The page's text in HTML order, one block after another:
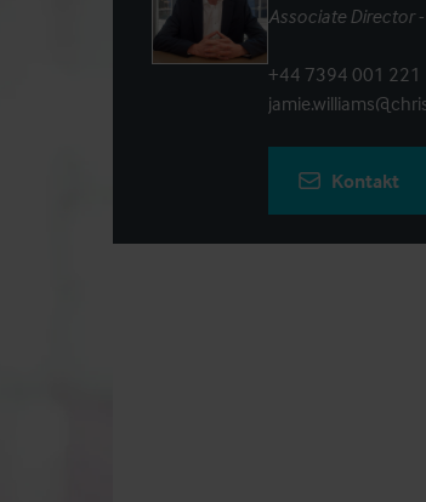
Associate Director
+44 7394 001 221
Kontakt